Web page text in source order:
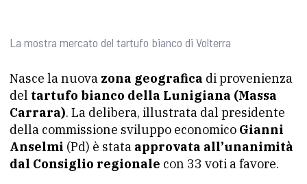
La mostra mercato del tartufo bianco di Volterra
Nasce la nuova zona geografica di provenienza
del tartufo bianco della Lunigiana (Massa
Carrara). La delibera, illustrata dal presidente
della commissione sviluppo economico Gianni
Anselmi (Pd) è stata approvata all’unanimità
dal Consiglio regionale con 33 voti a favore.